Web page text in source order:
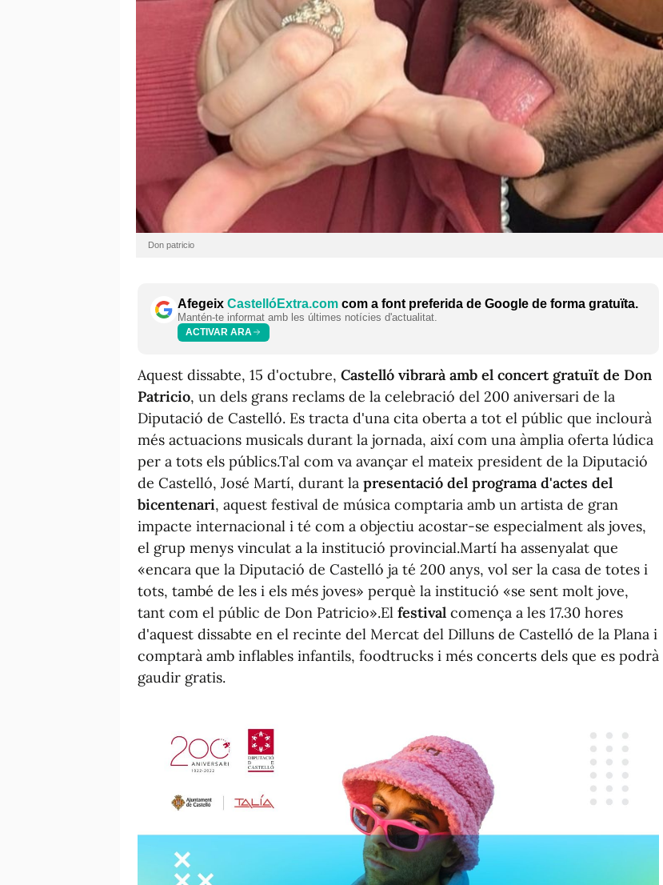
Don patricio
Afegeix CastellóExtra.com com a font preferida de Google de forma gratuïta.
Mantén-te informat amb les últimes notícies d'actualitat.
ACTIVAR ARA
Aquest dissabte, 15 d'octubre, Castelló vibrarà amb el concert gratuït de Don
Patricio, un dels grans reclams de la celebració del 200 aniversari de la
Diputació de Castelló. Es tracta d'una cita oberta a tot el públic que inclourà
més actuacions musicals durant la jornada, així com una àmplia oferta lúdica
per a tots els públics.Tal com va avançar el mateix president de la Diputació
de Castelló, José Martí, durant la presentació del programa d'actes del
bicentenari, aquest festival de música comptaria amb un artista de gran
impacte internacional i té com a objectiu acostar-se especialment als joves,
el grup menys vinculat a la institució provincial.Martí ha assenyalat que
«encara que la Diputació de Castelló ja té 200 anys, vol ser la casa de totes i
tots, també de les i els més joves» perquè la institució «se sent molt jove,
tant com el públic de Don Patricio».El festival comença a les 17.30 hores
d'aquest dissabte en el recinte del Mercat del Dilluns de Castelló de la Plana i
comptarà amb inflables infantils, foodtrucks i més concerts dels que es podrà
gaudir gratis.